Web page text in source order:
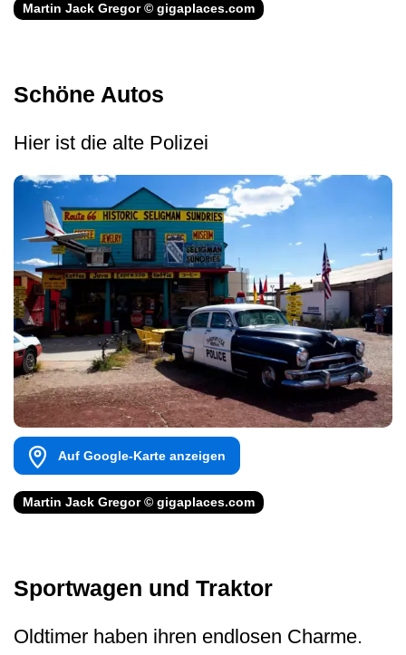
Martin Jack Gregor © gigaplaces.com
Schöne Autos
Hier ist die alte Polizei
Auf Google-Karte anzeigen
Martin Jack Gregor © gigaplaces.com
Sportwagen und Traktor
Oldtimer haben ihren endlosen Charme.